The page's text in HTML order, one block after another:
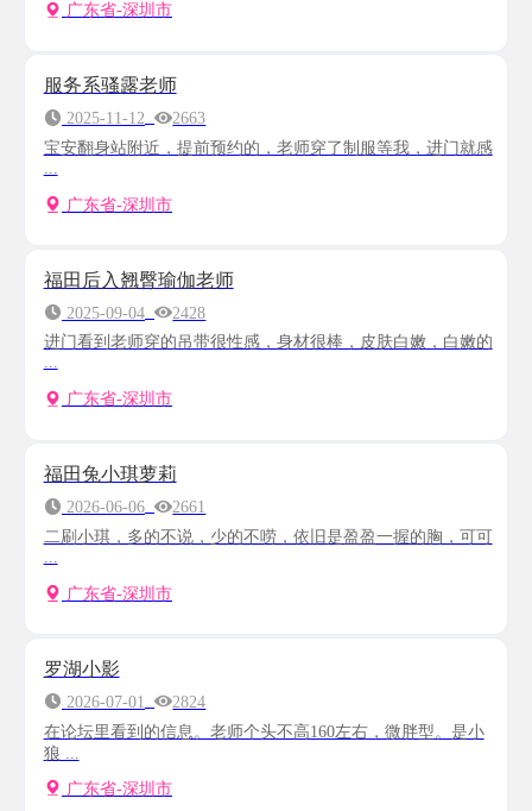
广东省-深圳市
服务系骚露老师
2025-11-12
2663
宝安翻身站附近，提前预约的，老师穿了制服等我，进门就感
广东省-深圳市
福田后入翘臀瑜伽老师
2025-09-04
2428
进门看到老师穿的吊带很性感，身材很棒，皮肤白嫩，白嫩的
...
广东省-深圳市
福田兔小琪萝莉
2026-06-06
2661
二刷小琪，多的不说，少的不唠，依旧是盈盈一握的胸，可可
...
广东省-深圳市
罗湖小影
2026-07-01
2824
在论坛里看到的信息。老师个头不高160左右，微胖型。是小
狼 ...
广东省-深圳市